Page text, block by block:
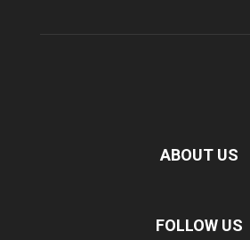
ABOUT US
FOLLOW US